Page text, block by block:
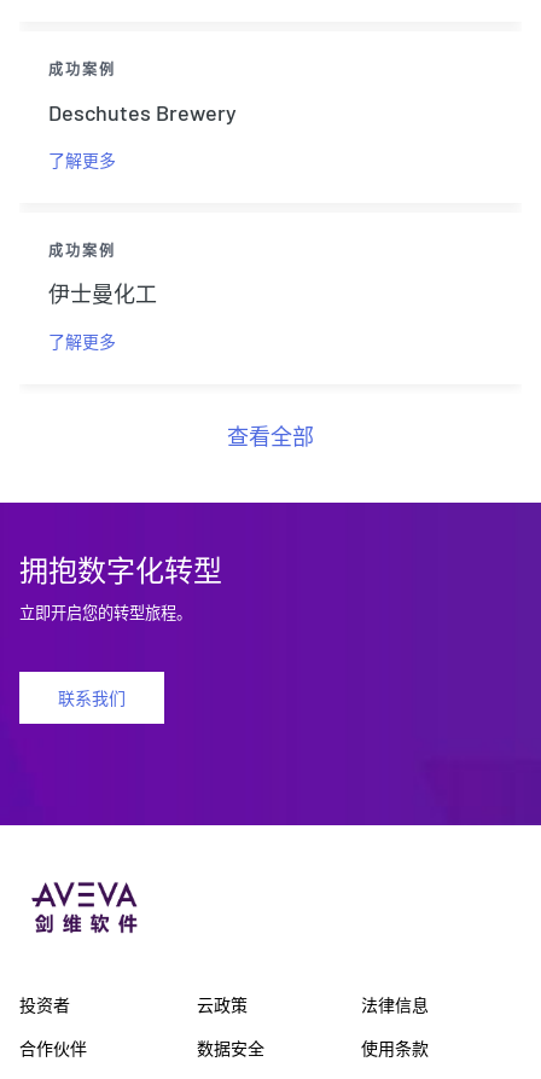
成功案例
Deschutes Brewery
了解更多
成功案例
伊士曼化工
了解更多
查看全部
拥抱数字化转型
立即开启您的转型旅程。
联系我们
投资者
合作伙伴
云政策
数据安全
法律信息
使用条款